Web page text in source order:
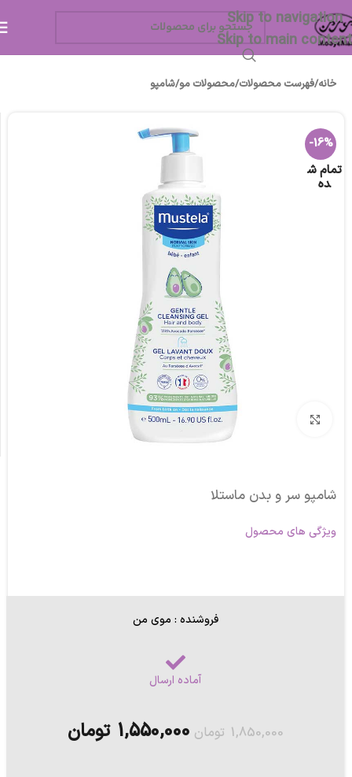
Skip to navigation
Skip to main content
خانه/فهرست محصولات/محصولات مو/شامپو
-16%
تمام ش
ده
برای بزرگنمایی کلیک کنید
شامپو سر و بدن ماستلا
ویژگی های محصول
فروشنده : موی من
آماده ارسال
1,850,000 تومان 1,550,000 تومان